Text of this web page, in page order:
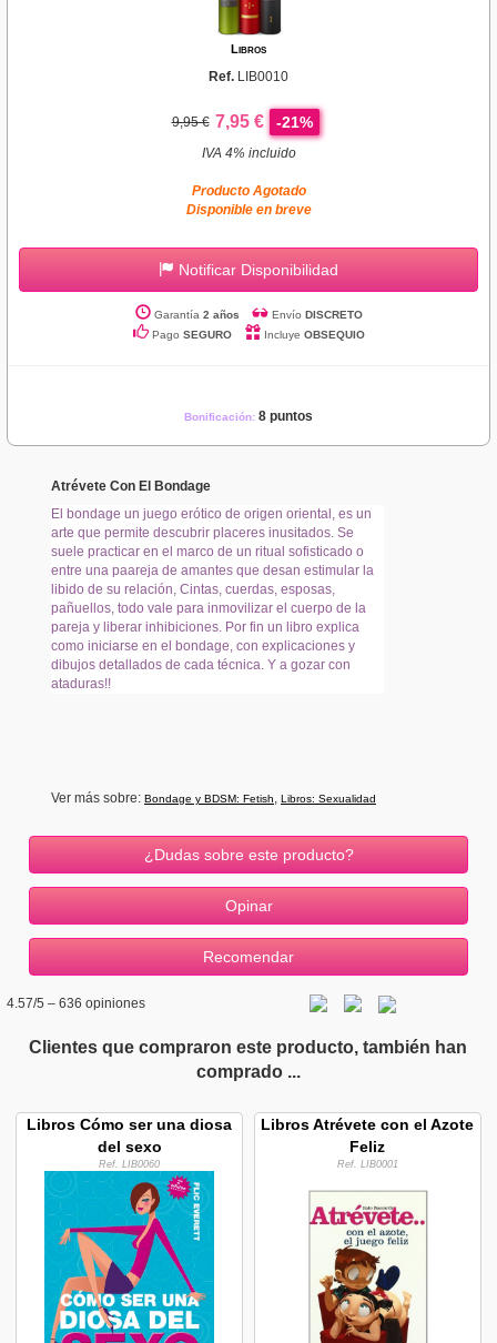
Libros
Ref. LIB0010
9,95 € 7,95 € -21%
IVA 4% incluido
Producto Agotado
Disponible en breve
Notificar Disponibilidad
Garantía 2 años Envío DISCRETO
Pago SEGURO Incluye OBSEQUIO
Bonificación: 8 puntos
Atrévete Con El Bondage
El bondage un juego erótico de origen oriental, es un
arte que permite descubrir placeres inusitados. Se
suele practicar en el marco de un ritual sofisticado o
entre una paareja de amantes que desan estimular la
libido de su relación, Cintas, cuerdas, esposas,
pañuellos, todo vale para inmovilizar el cuerpo de la
pareja y liberar inhibiciones. Por fin un libro explica
como iniciarse en el bondage, con explicaciones y
dibujos detallados de cada técnica. Y a gozar con
ataduras!!
Ver más sobre: Bondage y BDSM: Fetish, Libros: Sexualidad
¿Dudas sobre este producto?
4.57/5 – 636 opiniones
Clientes que compraron este producto, también han
comprado ...
Libros Cómo ser una diosa
del sexo
Ref. LIB0060
Libros Atrévete con el Azote
Feliz
Ref. LIB0001